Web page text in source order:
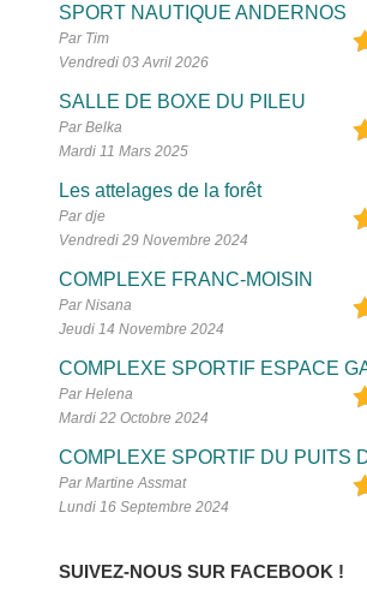
SPORT NAUTIQUE ANDERNOS
Par Tim
Vendredi 03 Avril 2026
SALLE DE BOXE DU PILEU
Par Belka
Mardi 11 Mars 2025
Les attelages de la forêt
Par dje
Vendredi 29 Novembre 2024
COMPLEXE FRANC-MOISIN
Par Nisana
Jeudi 14 Novembre 2024
COMPLEXE SPORTIF ESPACE
Par Helena
Mardi 22 Octobre 2024
COMPLEXE SPORTIF DU PUITS
Par Martine Assmat
Lundi 16 Septembre 2024
SUIVEZ-NOUS SUR FACEBOOK !